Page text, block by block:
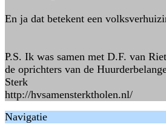
En ja dat betekent een
P.S. Ik was samen met D.F. van
de oprichters van de
Sterk
http://hvsamensterktholen.nl/
Navigatie